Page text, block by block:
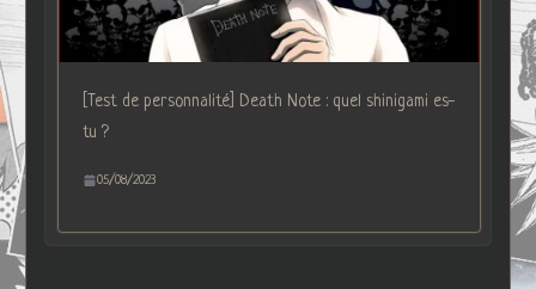
[Test de personnalité] Death Note : quel shinigami es-
tu ?
05/08/2023